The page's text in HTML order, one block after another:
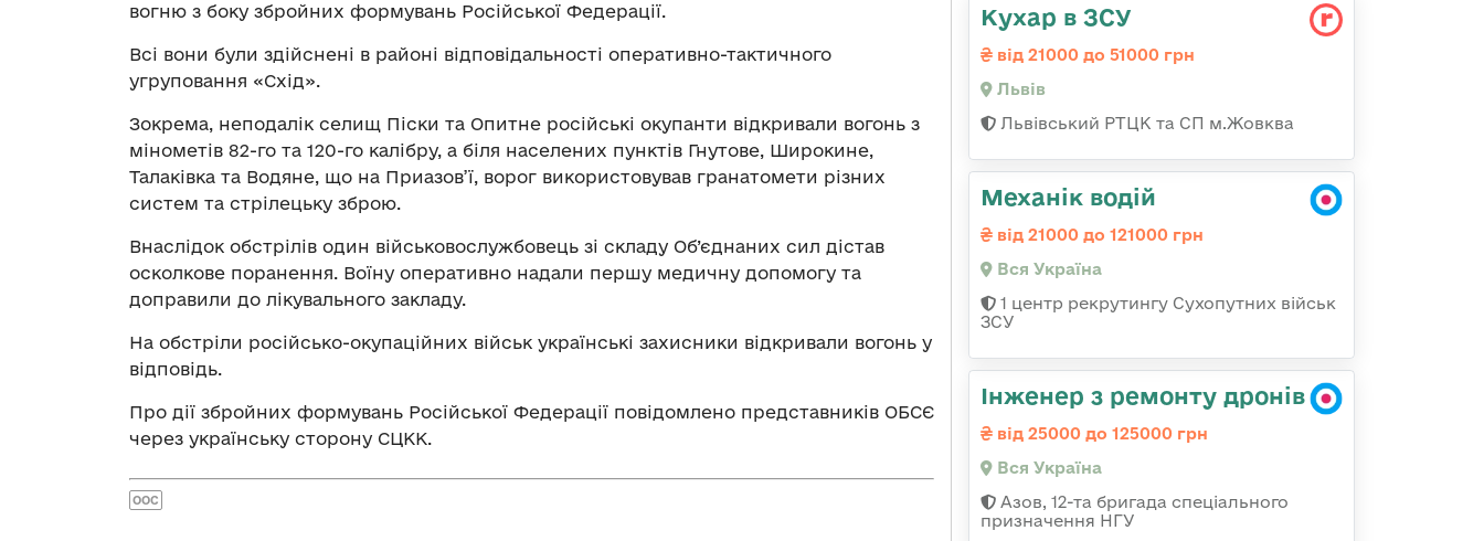
вогню з боку збройних формувань Російської Федерації.
Всі вони були здійснені в районі відповідальності оперативно-тактичного
угруповання «Схід».
Зокрема, неподалік селищ Піски та Опитне російські окупанти відкривали вогонь з
мінометів 82-го та 120-го калібру, а біля населених пунктів Гнутове, Широкине,
Талаківка та Водяне, що на Приазов’ї, ворог використовував гранатомети різних
систем та стрілецьку зброю.
Внаслідок обстрілів один військовослужбовець зі складу Об’єднаних сил дістав
осколкове поранення. Воїну оперативно надали першу медичну допомогу та
доправили до лікувального закладу.
На обстріли російсько-окупаційних військ українські захисники відкривали вогонь у
відповідь.
Про дії збройних формувань Російської Федерації повідомлено представників ОБСЄ
через українську сторону СЦКК.
ООС
Кухар в ЗСУ
від 21000 до 51000 грн
Львів
Львівський РТЦК та СП м.Жовква
Механік водій
від 21000 до 121000 грн
Вся Україна
1 центр рекрутингу Сухопутних військ
ЗСУ
Інженер з ремонту дронів
від 25000 до 125000 грн
Вся Україна
Азов, 12-та бригада спеціального
призначення НГУ